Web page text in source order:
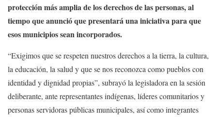
protección más amplia de los derechos de las personas, al
tiempo que anunció que presentará una iniciativa para que
esos municipios sean incorporados.
“Exigimos que se respeten nuestros derechos a la tierra, la cultura,
la educación, la salud y que se nos reconozca como pueblos con
identidad y dignidad propias”, subrayó la legisladora en la sesión
deliberante, ante representantes indígenas, líderes comunitarios y
personas servidoras públicas municipales, así como integrantes